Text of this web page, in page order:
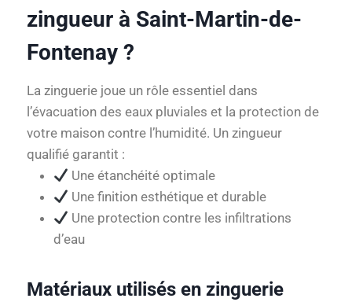
zingueur à Saint-Martin-de-
Fontenay ?
La zinguerie joue un rôle essentiel dans
l’évacuation des eaux pluviales et la protection de
votre maison contre l’humidité. Un zingueur
qualifié garantit :
Une étanchéité optimale
Une finition esthétique et durable
Une protection contre les infiltrations
d’eau
Matériaux utilisés en zinguerie